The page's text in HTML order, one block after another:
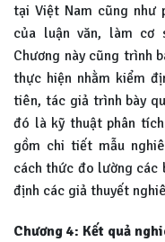
tại Việt Nam cũng như
của luận văn, làm cơ
Chương này cũng trình
thực hiện nhằm kiểm
tiên, tác giả trình bày
đó là kỹ thuật phân
gồm chi tiết mẫu
cách thức đo lường các
định các giả thuyết
Chương 4: Kết quả